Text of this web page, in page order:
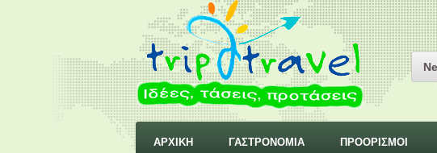
ΑΡΧΙΚΗ ΓΑΣΤΡΟΝΟΜΙΑ ΠΡΟΟΡΙΣΜΟΙ